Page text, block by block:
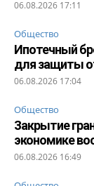
06.08.2026 17:11
Общество
Ипотечный
для защиты
06.08.2026 17:04
Общество
Закрытие
экономике
06.08.2026 16:49